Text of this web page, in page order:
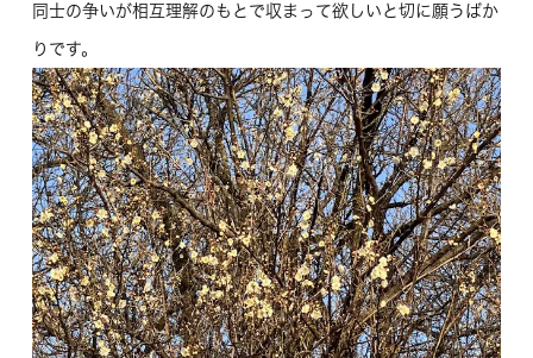
同士の争いが相互理解のもとで収まって欲しいと切に願うばか
りです。